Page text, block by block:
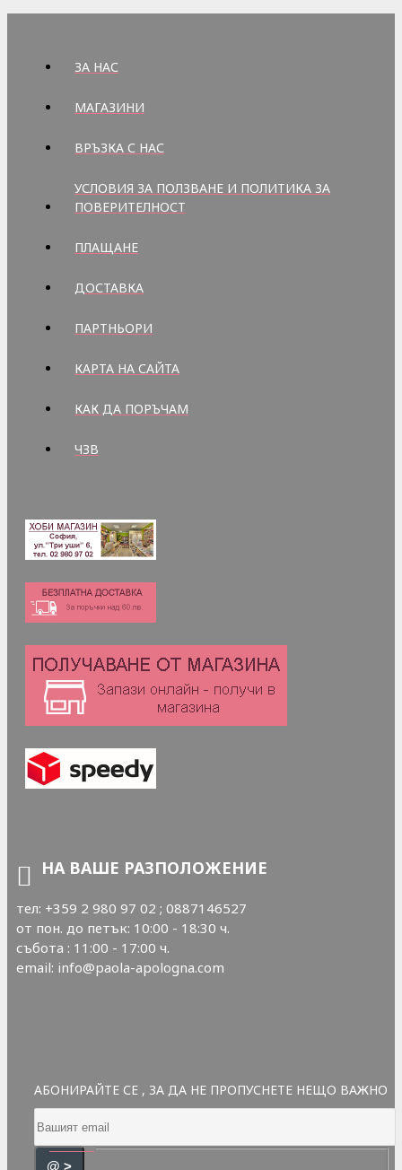
ЗА НАС
МАГАЗИНИ
ВРЪЗКА С НАС
УСЛОВИЯ ЗА ПОЛЗВАНЕ И ПОЛИТИКА ЗА
ПОВЕРИТЕЛНОСТ
ПЛАЩАНЕ
ДОСТАВКА
ПАРТНЬОРИ
КАРТА НА САЙТА
КАК ДА ПОРЪЧАМ
ЧЗВ
НА ВАШЕ РАЗПОЛОЖЕНИЕ
тел: +359 2 980 97 02 ; 0887146527
от пон. до петък: 10:00 - 18:30 ч.
събота : 11:00 - 17:00 ч.
email: info@paola-apologna.com
АБОНИРАЙТЕ СЕ , ЗА ДА НЕ ПРОПУСНЕТЕ НЕЩО ВАЖНО
@ >